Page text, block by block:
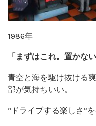
1986年
「まずはこれ。置かな
青空と海を駆け抜ける
部が気持ちいい。
“ドライブする楽しさ”